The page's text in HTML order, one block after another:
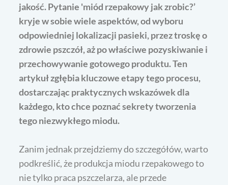
jakość. Pytanie 'miód rzepakowy jak zrobic?’
kryje w sobie wiele aspektów, od wyboru
odpowiedniej lokalizacji pasieki, przez troskę o
zdrowie pszczół, aż po właściwe pozyskiwanie i
przechowywanie gotowego produktu. Ten
artykuł zgłębia kluczowe etapy tego procesu,
dostarczając praktycznych wskazówek dla
każdego, kto chce poznać sekrety tworzenia
tego niezwykłego miodu.
Zanim jednak przejdziemy do szczegółów, warto
podkreślić, że produkcja miodu rzepakowego to
nie tylko praca pszczelarza, ale przede